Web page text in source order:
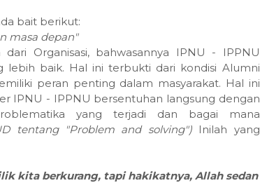
bait berikut:
masa depan"
Organisasi, bahwasannya IPNU - IPPNU
lebih baik. Hal ini terbukti dari kondisi Alumni
peran penting dalam masyarakat. Hal ini
IPNU - IPPNU bersentuhan langsung dengan
yang terjadi dan bagai mana
tentang "Problem and solving") Inilah yang
kita berkurang, tapi hakikatnya, Allah sedan